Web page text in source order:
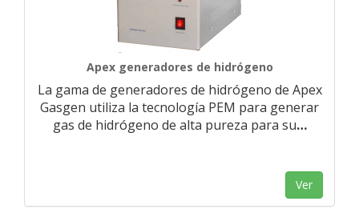
Apex generadores de hidrógeno
La gama de generadores de hidrógeno de Apex
Gasgen utiliza la tecnología PEM para generar
gas de hidrógeno de alta pureza para su…
Ver